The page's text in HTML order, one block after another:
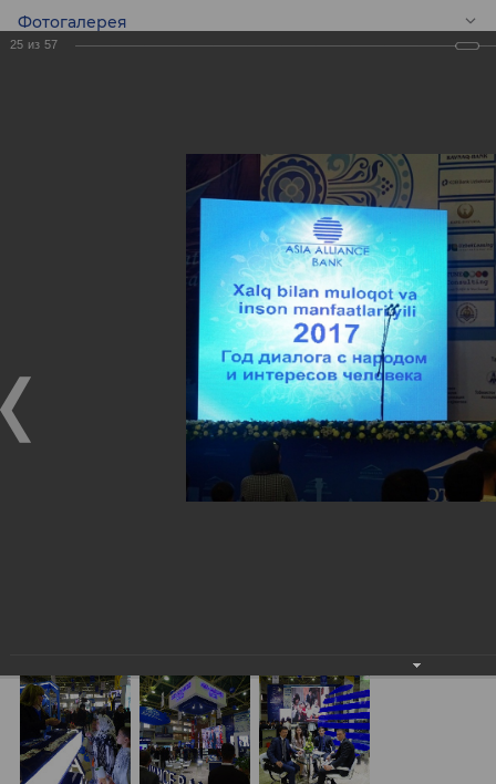
Фотогалерея
BANKEXPO 2017
25 из 57